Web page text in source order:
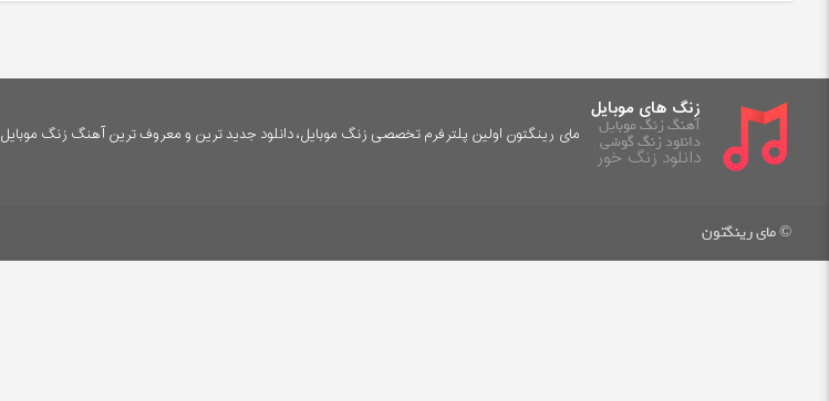
زنگ های موبایل
آهنگ زنگ موبایل
دانلود زنگ گوشی
دانلود زنگ خور
مای رینگتون اولین پلترفرم تخصصی زنگ موبایل، دانلود جدید ترین و معروف ترین آهنگ زنگ
© مای رینگتون